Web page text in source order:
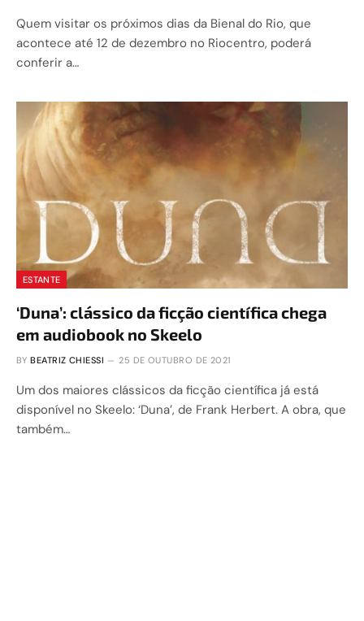
Quem visitar os próximos dias da Bienal do Rio, que
acontece até 12 de dezembro no Riocentro, poderá
conferir a…
ESTANTE
‘Duna’: clássico da ficção científica chega
em audiobook no Skeelo
BY BEATRIZ CHIESSI 25 DE OUTUBRO DE 2021
Um dos maiores clássicos da ficção científica já está
disponível no Skeelo: ‘Duna’, de Frank Herbert. A obra, que
também…